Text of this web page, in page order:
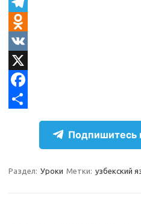
T
e
e
g
O
d
n
o
s
V
KX
F
bр
Подпишитесь
Раздел: Уроки Метки: узбекский